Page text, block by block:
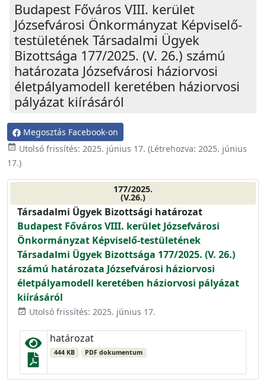
Budapest Főváros VIII. kerület
Józsefvárosi Önkormányzat Képviselő-
testületének Társadalmi Ügyek
Bizottsága 177/2025. (V. 26.) számú
határozata Józsefvárosi háziorvosi
életpályamodell keretében háziorvosi
pályázat kiírásáról
Megosztás Facebook-on
event_available Utolsó frissítés: 2025. június 17. (Létrehozva: 2025. június
17.)
177/2025.
(V.26.)
Társadalmi Ügyek Bizottsági határozat
Budapest Főváros VIII. kerület Józsefvárosi
Önkormányzat Képviselő-testületének
Társadalmi Ügyek Bizottsága 177/2025. (V. 26.)
számú határozata Józsefvárosi háziorvosi
életpályamodell keretében háziorvosi pályázat
kiírásáról
event_available Utolsó frissítés: 2025. június 17.
határozat
444 KB PDF dokumentum